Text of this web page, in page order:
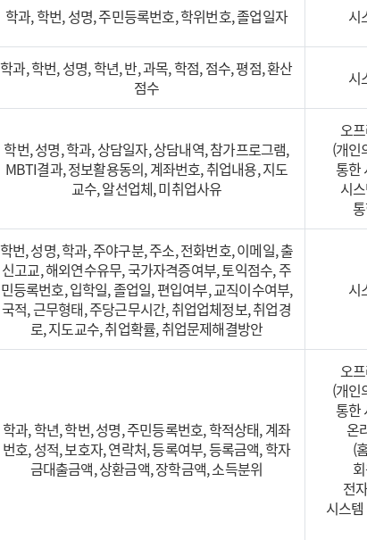
학과, 학번, 성명, 주민등록번호, 학위번호, 졸업일자 시
학과, 학번, 성명, 학년, 반, 과목, 학점, 점수, 평점, 환산
점수
시
학번, 성명, 학과, 상담일자, 상담내역, 참가프로그램,
MBTI결과, 정보활용동의, 계좌번호, 취업내용, 지도
교수, 알선업체, 미취업사유
오
(개인
통한
시
학번, 성명, 학과, 주야구분, 주소, 전화번호, 이메일, 출
신고교, 해외연수유무, 국가자격증여부, 토익점수, 주
민등록번호, 입학일, 졸업일, 편입여부, 교직이수여부,
국적, 근무형태, 주당근무시간, 취업업체정보, 취업경
로, 지도교수, 취업확률, 취업문제해결방안
시
학과, 학년, 학번, 성명, 주민등록번호, 학적상태, 계좌
번호, 성적, 보호자, 연락처, 등록여부, 등록금액, 학자
금대출금액, 상환금액, 장학금액, 소득분위
오
(개인
통한
온
(
전
시스